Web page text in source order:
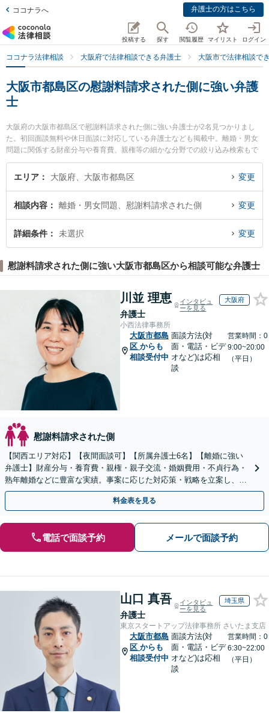
ココナラへ 弁護士の方はこちら
投稿する 探す 閲覧履歴 マイリスト ログイン
ココナラ法律相談 大阪府で法律相談できる弁護士 大阪市で法律相談で
大阪市都島区の慰謝料請求された側に強い弁護
士
大阪府の大阪市都島区で慰謝料請求された側に強い弁護士が2名見つかりまし
た。初回面談無料や休日面談に対応している弁護士なども掲載中。離婚・男女
問題に関係する財産分与や養育費、親権等の細かな分野での絞り込み検索もで
き便利です。特に友渕・希法律事務所の村本 健司弁護士や都島法律事務所の松
浦 宏彰弁護士のプロフィール情報や弁護士費用、強みなどが注目されていま
富な近くの弁護士を検索したい』『初回相談無料で慰謝料請求された側を法律
相談できる大阪市都島区内の弁護士に相談予約したい』などでお困りの相談者
さんにおすすめです。
エリア 大阪府、大阪市都島区 変更
相談内容 離婚・男女問題、慰謝料請求された側 変更
詳細条件 未選択 変更
慰謝料請求された側に強い大阪市都島区から相談可能な弁護士
川並 理恵
弁護士
インタビュ
ーを見る
大阪府
小西法律事務所
大阪市都島
区 からも
相談受付中
面談方法(対
面・電話・ビデ
オなど)は応相
談
営業時間：0
9:00~20:00
（平日）
慰謝料請求された側
【関西エリア対応】【夜間面談可】【所属弁護士6名】【離婚に強い
弁護士】財産分与・養育費・親権・親子交流・婚姻費用・不貞行為・
熟年離婚などに豊富な実績。事案に応じた対応策・戦略を立案し、全
力で闘います。明るい人生の再スタートを！
料金表を見る
電話で面談予約 メールで面談予約
山口 真吾
弁護士
インタビュ
ーを見る
埼玉県
東京スタートアップ法律事務所 さいたま支店
大阪市都島
区 からも
相談受付中
面談方法(対
面・電話・ビデ
オなど)は応相
談
営業時間：0
6:30~22:00
（平日）